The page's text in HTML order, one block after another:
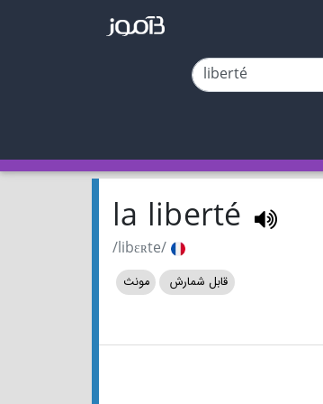
la liberté
/libɛʀte/
قابل شمارش
مونث